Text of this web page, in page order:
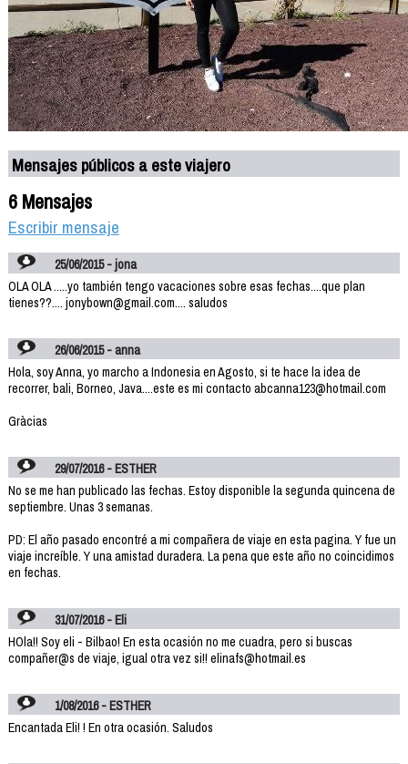
Mensajes públicos a este viajero
6 Mensajes
Escribir mensaje
25/06/2015 - jona
OLA OLA .....yo también tengo vacaciones sobre esas fechas....que plan
tienes??.... jonybown@gmail.com.... saludos
26/06/2015 - anna
Hola, soy Anna, yo marcho a Indonesia en Agosto, si te hace la idea de
recorrer, bali, Borneo, Java....este es mi contacto abcanna123@hotmail.com
Gràcias
29/07/2016 - ESTHER
No se me han publicado las fechas. Estoy disponible la segunda quincena de
septiembre. Unas 3 semanas.
PD: El año pasado encontré a mi compañera de viaje en esta pagina. Y fue un
viaje increíble. Y una amistad duradera. La pena que este año no coincidimos
en fechas.
31/07/2016 - Eli
HOla!! Soy eli - Bilbao! En esta ocasión no me cuadra, pero si buscas
compañer@s de viaje, igual otra vez si!! elinafs@hotmail.es
1/08/2016 - ESTHER
Encantada Eli! ! En otra ocasión. Saludos